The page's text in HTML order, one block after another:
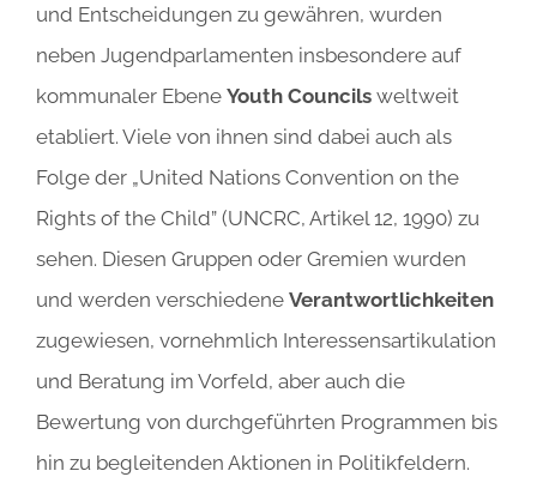
und Entscheidungen zu gewähren, wurden
neben Jugendparlamenten insbesondere auf
kommunaler Ebene Youth Councils weltweit
etabliert. Viele von ihnen sind dabei auch als
Folge der „United Nations Convention on the
Rights of the Child” (UNCRC, Artikel 12, 1990) zu
sehen. Diesen Gruppen oder Gremien wurden
und werden verschiedene Verantwortlichkeiten
zugewiesen, vornehmlich Interessensartikulation
und Beratung im Vorfeld, aber auch die
Bewertung von durchgeführten Programmen bis
hin zu begleitenden Aktionen in Politikfeldern.